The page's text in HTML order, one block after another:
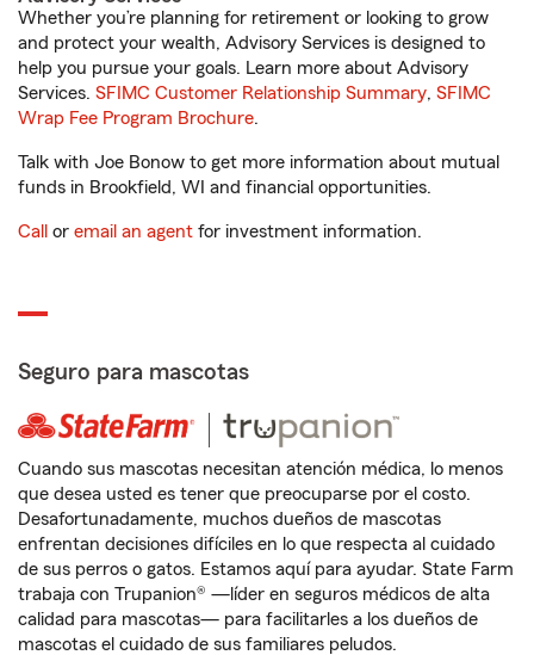
Whether you’re planning for retirement or looking to grow
and protect your wealth, Advisory Services is designed to
help you pursue your goals. Learn more about Advisory
Services. SFIMC Customer Relationship Summary, SFIMC
Wrap Fee Program Brochure.
Talk with Joe Bonow to get more information about mutual
funds in Brookfield, WI and financial opportunities.
Call or email an agent for investment information.
Seguro para mascotas
Cuando sus mascotas necesitan atención médica, lo menos
que desea usted es tener que preocuparse por el costo.
Desafortunadamente, muchos dueños de mascotas
enfrentan decisiones difíciles en lo que respecta al cuidado
de sus perros o gatos. Estamos aquí para ayudar. State Farm
trabaja con Trupanion® —líder en seguros médicos de alta
calidad para mascotas— para facilitarles a los dueños de
mascotas el cuidado de sus familiares peludos.